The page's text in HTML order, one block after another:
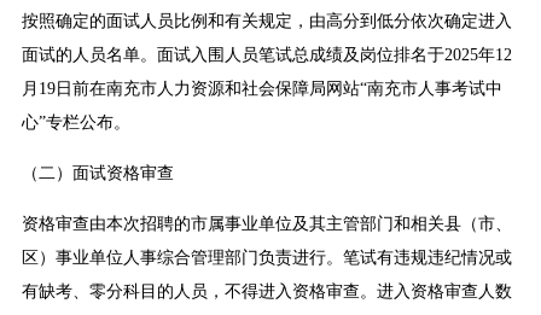
按照确定的面试人员比例和有关规定，由高分到低分依次确定进入
面试的人员名单。面试入围人员笔试总成绩及岗位排名于2025年12
月19日前在南充市人力资源和社会保障局网站“南充市人事考试中
心”专栏公布。
（二）面试资格审查
资格审查由本次招聘的市属事业单位及其主管部门和相关县（市、
区）事业单位人事综合管理部门负责进行。笔试有违规违纪情况或
有缺考、零分科目的人员，不得进入资格审查。进入资格审查人数